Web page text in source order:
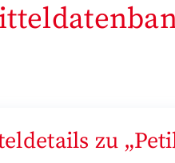
zu